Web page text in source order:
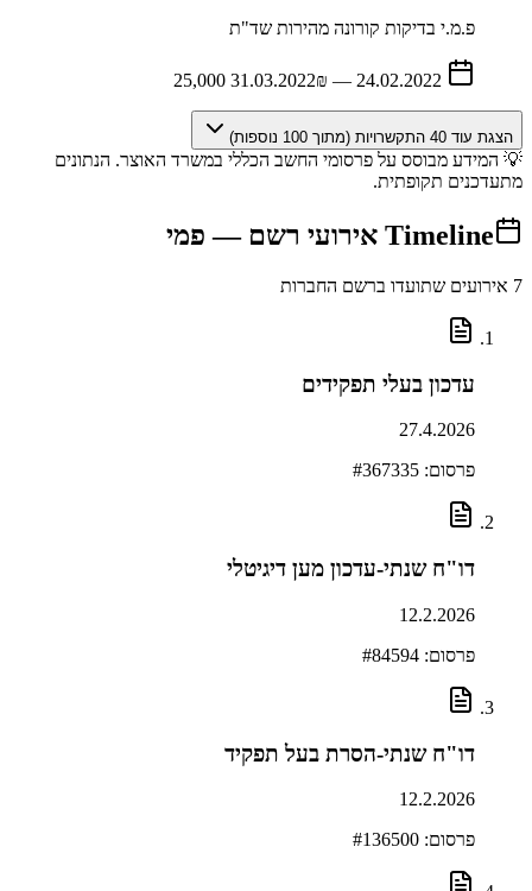
פ.מ.י בדיקות קורונה מהירות שד"ת
24.02.2022
—
31.03.2022₪ 25,000
הצגת עוד 40 התקשרויות (מתוך 100 נוספות)
💡 המידע מבוסס על פרסומי החשב הכללי במשרד האוצר. הנתונים
מתעדכנים תקופתית.
Timeline אירועי רשם — פמי
7 אירועים שתועדו ברשם החברות
עדכון בעלי תפקידים
27.4.2026
פרסום: # 367335
דו"ח שנתי-עדכון מען דיגיטלי
12.2.2026
פרסום: # 84594
דו"ח שנתי-הסרת בעל תפקיד
12.2.2026
פרסום: # 136500